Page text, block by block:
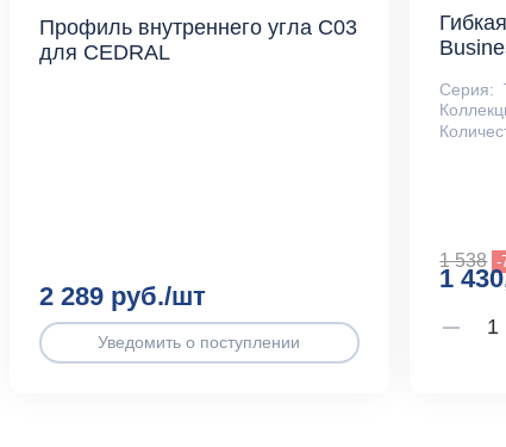
Профиль внутреннего угла С03
для CEDRAL
2 289 руб./шт
Уведомить о поступлении
Серия:
1 538 -
1